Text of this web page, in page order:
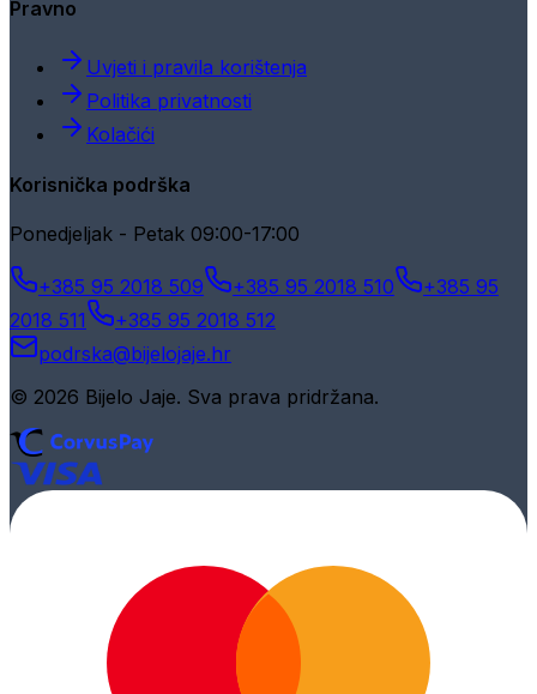
Pravno
Uvjeti i pravila korištenja
Politika privatnosti
Kolačići
Korisnička podrška
Ponedjeljak - Petak 09:00-17:00
+385 95 2018 509 +385 95 2018 510
+385 95
2018 511
+385 95 2018 512
podrska@bijelojaje.hr
© 2026 Bijelo Jaje. Sva prava pridržana.